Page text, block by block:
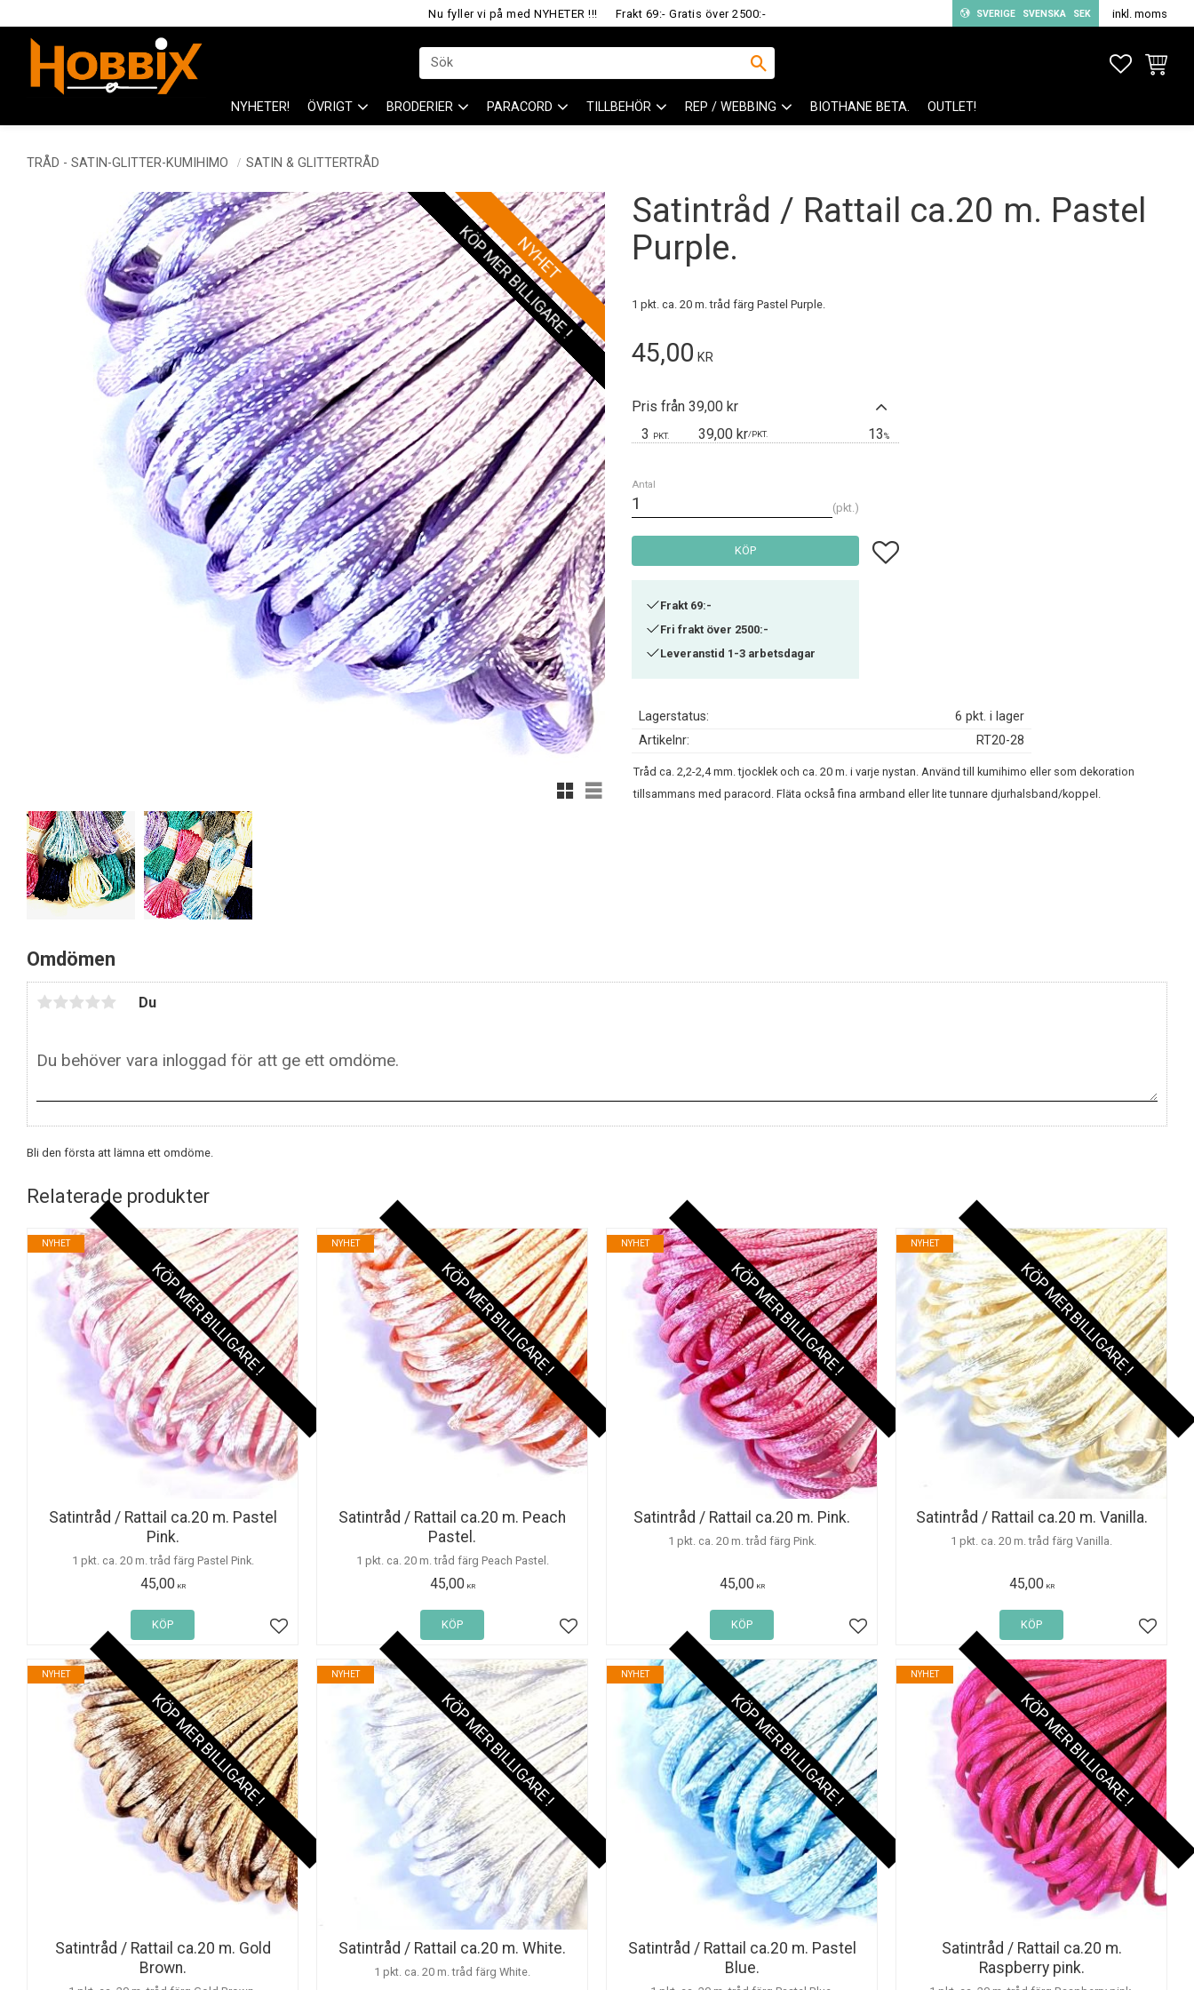
Nu fyller vi på med NYHETER !!! Frakt 69:- Gratis över 2500:- SVERIGE SVENSKA SEK inkl. moms
NYHETER! ÖVRIGT BRODERIER PARACORD TILLBEHÖR REP / WEBBING BIOTHANE BETA. OUTLET!
TRÅD - SATIN-GLITTER-KUMIHIMO SATIN & GLITTERTRÅD
Satintråd / Rattail ca.20 m. Pastel
Purple.
1 pkt. ca. 20 m. tråd färg Pastel Purple.
NYHET
KÖP MER BILLIGARE !
Rutnätsvy
Listvy
45,00 KR
Pris från 39,00 kr
3
PKT. 39,00 kr/PKT. 13%
Antal
pkt.
KÖP Lägg till i favoriter
Frakt 69:-
Fri frakt över 2500:-
Leveranstid 1-3 arbetsdagar
Lagerstatus
6 pkt. i lager
Artikelnr
RT20-28
Tråd ca. 2,2-2,4 mm. tjocklek och ca. 20 m. i varje nystan. Använd till kumihimo eller som dekoration
tillsammans med paracord. Fläta också fina armband eller lite tunnare djurhalsband/koppel.
Omdömen
Du
Bli den första att lämna ett omdöme.
Relaterade produkter
Satintråd / Rattail ca.20 m. Pastel
Pink.
1 pkt. ca. 20 m. tråd färg Pastel Pink.
45,00KR
NYHET
KÖP MER BILLIGARE !
Lägg till i favoriter
KÖP
Satintråd / Rattail ca.20 m. Peach
Pastel.
1 pkt. ca. 20 m. tråd färg Peach Pastel.
45,00KR
NYHET
KÖP MER BILLIGARE !
Lägg till i favoriter
KÖP
Satintråd / Rattail ca.20 m. Pink.
1 pkt. ca. 20 m. tråd färg Pink.
45,00KR
NYHET
KÖP MER BILLIGARE !
Lägg till i favoriter
KÖP
Satintråd / Rattail ca.20 m. Vanilla.
1 pkt. ca. 20 m. tråd färg Vanilla.
45,00KR
NYHET
KÖP MER BILLIGARE !
Lägg
KÖP
Satintråd / Rattail ca.20 m. Gold
Brown.
NYHET
KÖP MER BILLIGARE !
Satintråd / Rattail ca.20 m. White.
1 pkt. ca. 20 m. tråd färg White.
NYHET
KÖP MER BILLIGARE !
Satintråd / Rattail ca.20 m. Pastel
Blue.
NYHET
KÖP MER BILLIGARE !
Satintråd / Rattail ca.20 m.
Raspberry pink.
NYHET
KÖP MER BILLIGARE !